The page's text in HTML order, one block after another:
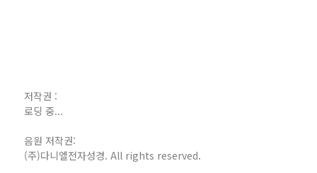
저작권 :
로딩 중...
음원 저작권:
(주)다니엘전자성경. All rights reserved.